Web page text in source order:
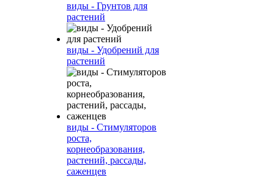
виды - Грунтов для
растений
виды - Удобрений для
растений
виды - Стимуляторов
роста,
корнеобразования,
растений, рассады,
саженцев